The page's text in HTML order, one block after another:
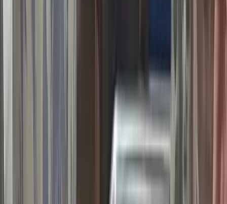
বরিশালটাইমস রিপোর্ট